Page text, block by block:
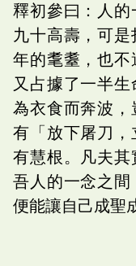
釋初參曰：人的
九十高壽，可
年的耄耋，也
又占據了一半
為衣食而奔波
有「放下屠刀
有慧根。凡夫
吾人的一念之間
便能讓自己成聖